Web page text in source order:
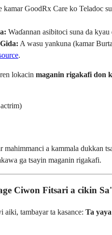
kamar GoodRx Care ko Teladoc
Waɗannan asibitoci suna da
A wasu yankuna (kamar
.
lokacin maganin rigakafi don
mahimmanci a kammala dukkan
ga tsayin maganin rigakafi.
Ciwon Fitsari a cikin
tambayar ta kasance: Ta